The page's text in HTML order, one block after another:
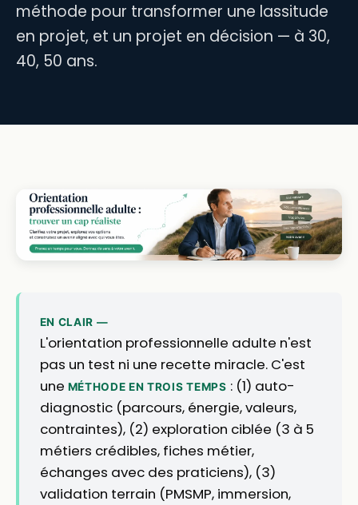
méthode pour transformer une lassitude
en projet, et un projet en décision — à 30,
40, 50 ans.
EN CLAIR —
L'orientation professionnelle adulte n'est
pas un test ni une recette miracle. C'est
une MÉTHODE EN TROIS TEMPS : (1) auto-
diagnostic (parcours, énergie, valeurs,
contraintes), (2) exploration ciblée (3 à 5
métiers crédibles, fiches métier,
échanges avec des praticiens), (3)
validation terrain (PMSMP, immersion,